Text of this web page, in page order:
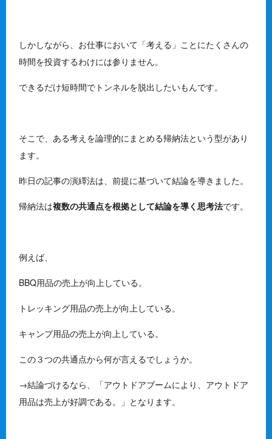
しかしながら、お仕事において「考える」ことにたくさんの
時間を投資するわけには参りません。
できるだけ短時間でトンネルを脱出したいもんです。
そこで、ある考えを論理的にまとめる帰納法という型があり
ます。
昨日の記事の演繹法は、前提に基づいて結論を導きました。
帰納法は複数の共通点を根拠として結論を導く思考法です。
例えば、
BBQ用品の売上が向上している。
トレッキング用品の売上が向上している。
キャンプ用品の売上が向上している。
この３つの共通点から何が言えるでしょうか。
→結論づけるなら、「アウトドアブームにより、アウトドア
用品は売上が好調である。」となります。